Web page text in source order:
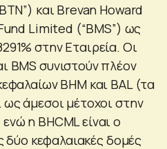
και Brevan Howard
Limited (“BMS”) ως
στην Εταιρεία. Οι
BMS συνιστούν πλέον
BHM και BAL (τα
άμεσοι μέτοχοι στην
η BHCML είναι ο
δύο κεφαλαιακές δομές